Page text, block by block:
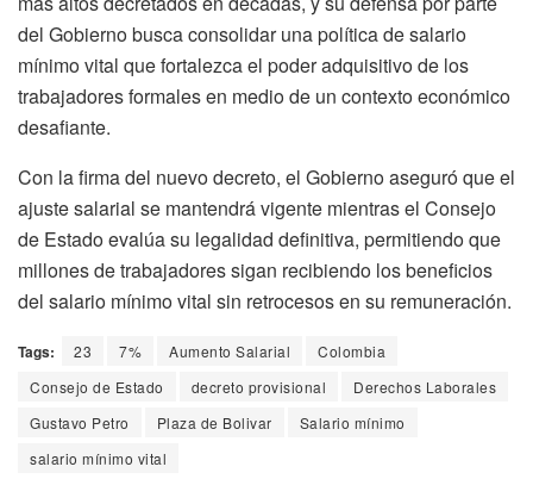
del Gobierno busca consolidar una política de salario
mínimo vital que fortalezca el poder adquisitivo de los
trabajadores formales en medio de un contexto económico
desafiante.
Con la firma del nuevo decreto, el Gobierno aseguró que el
ajuste salarial se mantendrá vigente mientras el Consejo
de Estado evalúa su legalidad definitiva, permitiendo que
millones de trabajadores sigan recibiendo los beneficios
del salario mínimo vital sin retrocesos en su remuneración.
Tags: 23 7% Aumento Salarial
Colombia
Consejo de Estado
decreto provisional
Derechos Laborales
Gustavo Petro
Plaza de Bolivar
Salario mínimo
salario mínimo vital